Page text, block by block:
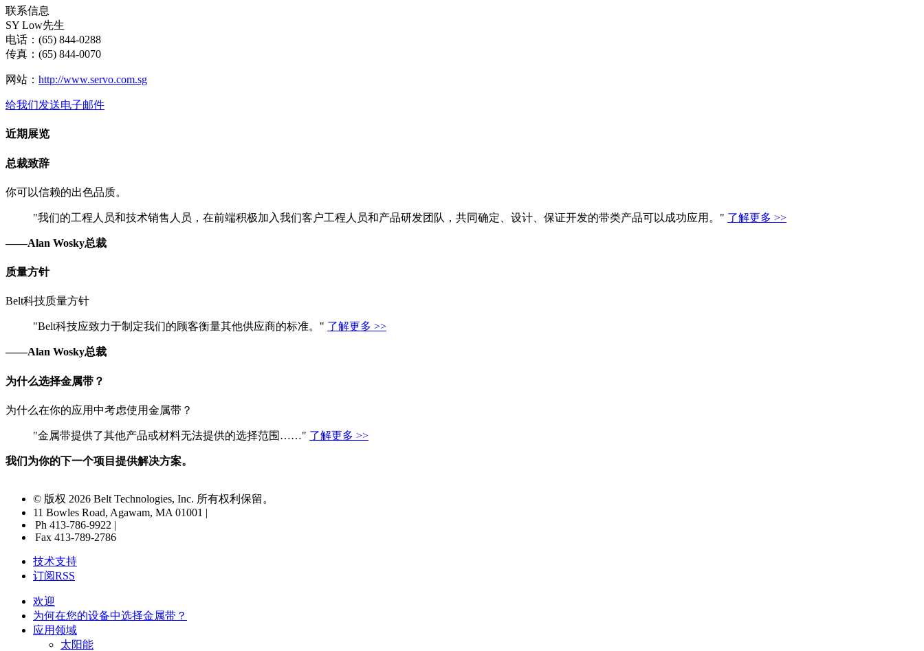
联系信息
SY Low先生
电话：(65) 844-0288
传真：(65) 844-0070
网站： http://www.servo.com.sg
给我们发送电子邮件
近期展览
总裁致辞
你可以信赖的出色品质。
"我们的工程人员和技术销售人员，在前端积极加入我们客户工程人员和产品研发团队，共同确定、设计、保证开发的带类产品可以成功应用。" 了解更多 >>
——Alan Wosky总裁
质量方针
Belt科技质量方针
"Belt科技应致力于制定我们的顾客衡量其他供应商的标准。" 了解更多 >>
——Alan Wosky总裁
为什么选择金属带？
为什么在你的应用中考虑使用金属带？
"金属带提供了其他产品或材料无法提供的选择范围……" 了解更多 >>
我们为你的下一个项目提供解决方案。
© 版权 2026 Belt Technologies, Inc. 所有权利保留。
11 Bowles Road, Agawam, MA 01001 |
Ph 413-786-9922 |
Fax 413-789-2786
技术支持
订阅RSS
欢迎
为何在您的设备中选择金属带？
应用领域
太阳能